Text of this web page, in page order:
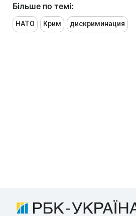
Більше по темі:
НАТО Крим дискриминация